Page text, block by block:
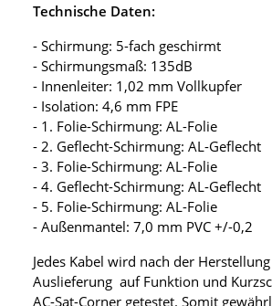
Technische Daten:
- Schirmung: 5-fach geschirmt
- Schirmungsmaß: 135dB
- Innenleiter: 1,02 mm Vollkupfer
- Isolation: 4,6 mm FPE
- 1. Folie-Schirmung: AL-Folie
- 2. Geflecht-Schirmung: AL-Geflecht
- 3. Folie-Schirmung: AL-Folie
- 4. Geflecht-Schirmung: AL-Geflecht
- 5. Folie-Schirmung: AL-Folie
- Außenmantel: 7,0 mm PVC +/-0,2
Jedes Kabel wird nach der
Auslieferung auf Funktion und
AC-Sat-Corner getestet. Somit